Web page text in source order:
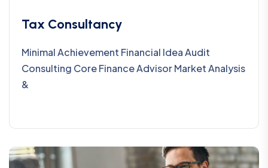
Tax Consultancy
Minimal Achievement Financial Idea Audit
Consulting Core Finance Advisor Market Analysis
&